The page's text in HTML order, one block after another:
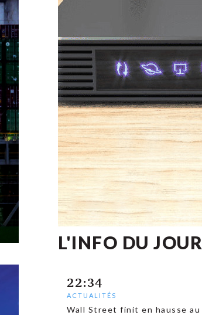
L'INFO DU JOUR
22:34
ACTUALITÉS
Wall Street finit en hausse au